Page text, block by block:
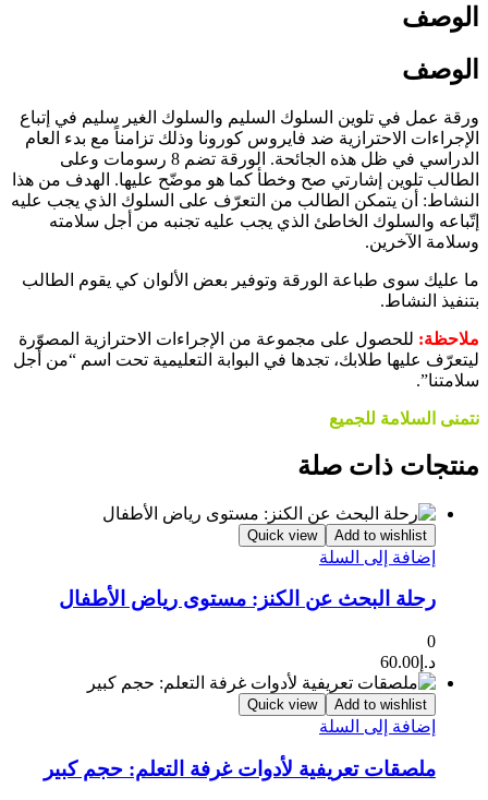
الوصف
الوصف
ورقة عمل في تلوين السلوك السليم والسلوك الغير سليم في إتباع
الإجراءات الاحترازية ضد فايروس كورونا وذلك تزامناً مع بدء العام
الدراسي في ظل هذه الجائحة. الورقة تضم 8 رسومات وعلى
الطالب تلوين إشارتي صح وخطأ كما هو موضّح عليها. الهدف من هذا
النشاط: أن يتمكن الطالب من التعرّف على السلوك الذي يجب عليه
إتّباعه والسلوك الخاطئ الذي يجب عليه تجنبه من أجل سلامته
وسلامة الآخرين.
ما عليك سوى طباعة الورقة وتوفير بعض الألوان كي يقوم الطالب
بتنفيذ النشاط.
ملاحظة: للحصول على مجموعة من الإجراءات الاحترازية المصوّرة
ليتعرّف عليها طلابك، تجدها في البوابة التعليمية تحت اسم “من أجل
سلامتنا”.
نتمنى السلامة للجميع
منتجات ذات صلة
Add to wishlist
Quick view
إضافة إلى السلة
رحلة البحث عن الكنز: مستوى رياض الأطفال
0
د.إ 60.00
Add to wishlist
Quick view
إضافة إلى السلة
ملصقات تعريفية لأدوات غرفة التعلم: حجم كبير